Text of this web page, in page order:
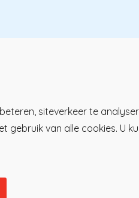
siteverkeer te
gebruik van alle cookies. U